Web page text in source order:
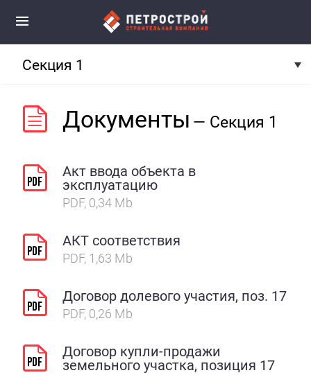
Секция 1
Документы — Секция 1
Акт ввода объекта в
эксплуатацию
PDF, 0,34 Mb
АКТ соответствия
PDF, 1,63 Mb
Договор долевого участия, поз. 17
PDF, 0,26 Mb
Договор купли-продажи
земельного участка, позиция 17